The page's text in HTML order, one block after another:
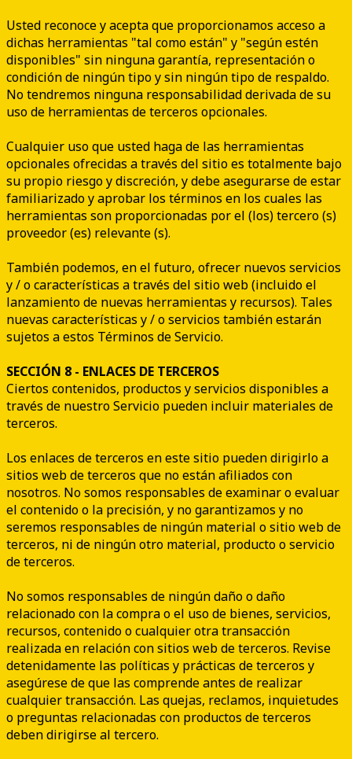
Usted reconoce y acepta que proporcionamos acceso a
dichas herramientas "tal como están" y "según estén
disponibles" sin ninguna garantía, representación o
condición de ningún tipo y sin ningún tipo de respaldo.
No tendremos ninguna responsabilidad derivada de su
uso de herramientas de terceros opcionales.
Cualquier uso que usted haga de las herramientas
opcionales ofrecidas a través del sitio es totalmente bajo
su propio riesgo y discreción, y debe asegurarse de estar
familiarizado y aprobar los términos en los cuales las
herramientas son proporcionadas por el (los) tercero (s)
proveedor (es) relevante (s).
También podemos, en el futuro, ofrecer nuevos servicios
y / o características a través del sitio web (incluido el
lanzamiento de nuevas herramientas y recursos). Tales
nuevas características y / o servicios también estarán
sujetos a estos Términos de Servicio.
SECCIÓN 8 - ENLACES DE TERCEROS
Ciertos contenidos, productos y servicios disponibles a
través de nuestro Servicio pueden incluir materiales de
terceros.
Los enlaces de terceros en este sitio pueden dirigirlo a
sitios web de terceros que no están afiliados con
nosotros. No somos responsables de examinar o evaluar
el contenido o la precisión, y no garantizamos y no
seremos responsables de ningún material o sitio web de
terceros, ni de ningún otro material, producto o servicio
de terceros.
No somos responsables de ningún daño o daño
relacionado con la compra o el uso de bienes, servicios,
recursos, contenido o cualquier otra transacción
realizada en relación con sitios web de terceros. Revise
detenidamente las políticas y prácticas de terceros y
asegúrese de que las comprende antes de realizar
cualquier transacción. Las quejas, reclamos, inquietudes
o preguntas relacionadas con productos de terceros
deben dirigirse al tercero.